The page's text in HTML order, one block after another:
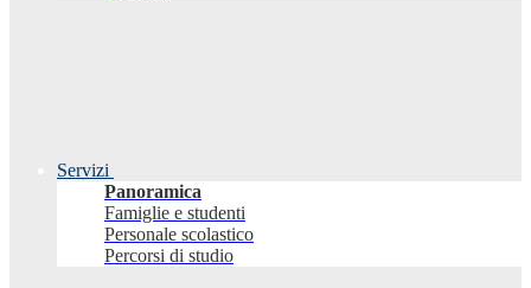
Servizi
Panoramica
Famiglie e studenti
Personale scolastico
Percorsi di studio